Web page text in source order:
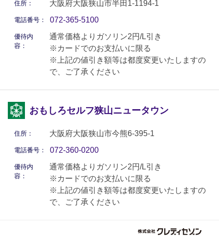
住所： 大阪府大阪狭山市半田1-1194-1
電話番号： 072-365-5100
優待内
容：
通常価格よりガソリン2円/L引き
※カードでのお支払いに限る
※上記の値引き額等は都度変更いたしますの
で、ご了承ください
おもしろセルフ狭山ニュータウン
住所： 大阪府大阪狭山市今熊6-395-1
電話番号： 072-360-0200
優待内
容：
通常価格よりガソリン2円/L引き
※カードでのお支払いに限る
※上記の値引き額等は都度変更いたしますの
で、ご了承ください